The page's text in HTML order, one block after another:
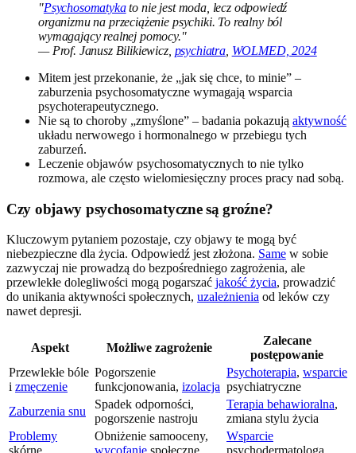
"Psychosomatykato nie jest moda, lecz odpowiedź
organizmu na przeciążenie psychiki. To realny ból
wymagający realnej pomocy."
— Prof. Janusz Bilikiewicz, psychiatra, WOLMED, 2024
Mitem jest przekonanie, że „jak się chce, to minie” –
zaburzenia psychosomatyczne wymagają wsparcia
psychoterapeutycznego.
Nie są to choroby „zmyślone” – badania pokazują aktywność
układu nerwowego i hormonalnego w przebiegu tych
zaburzeń.
Leczenie objawów psychosomatycznych to nie tylko
rozmowa, ale często wielomiesięczny proces pracy nad sobą.
Czy objawy psychosomatyczne są groźne?
Kluczowym pytaniem pozostaje, czy objawy te mogą być
niebezpieczne dla życia. Odpowiedź jest złożona. Same w sobie
zazwyczaj nie prowadzą do bezpośredniego zagrożenia, ale
przewlekłe dolegliwości mogą pogarszać jakość życia, prowadzić
do unikania aktywności społecznych, uzależnienia od leków czy
nawet depresji.
Aspekt Możliwe zagrożenie
Zalecane
postępowanie
Przewlekłe bóle
i zmęczenie
Pogorszenie
funkcjonowania, izolacja
Psychoterapia, wsparcie
psychiatryczne
Zaburzenia snu
Spadek odporności,
pogorszenie nastroju
Terapia behawioralna,
zmiana stylu życia
Problemy
Obniżenie samooceny,
Wsparcie